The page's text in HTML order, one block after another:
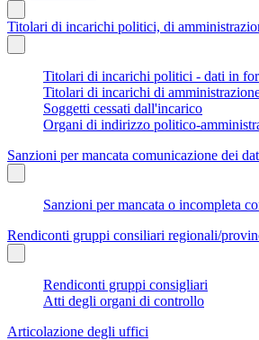
Titolari di incarichi politici, di
Titolari di incarichi politici - dati in
Titolari di incarichi di
Soggetti cessati dall'incarico
Organi di indirizzo politico-
Sanzioni per mancata comunicazione dei
Sanzioni per mancata o incompleta
Rendiconti gruppi consiliari regionali/
Rendiconti gruppi consigliari
Atti degli organi di controllo
Articolazione degli uffici